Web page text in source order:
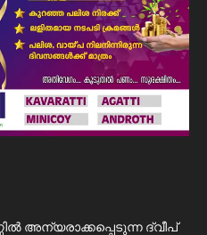
അന്യരാക്കപ്പെടുന്ന ദ്വീപ്